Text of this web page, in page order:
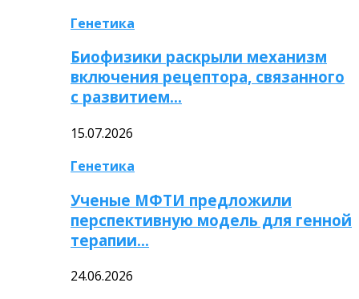
Генетика
Биофизики раскрыли механизм
включения рецептора, связанного
с развитием…
15.07.2026
Генетика
Ученые МФТИ предложили
перспективную модель для генной
терапии…
24.06.2026